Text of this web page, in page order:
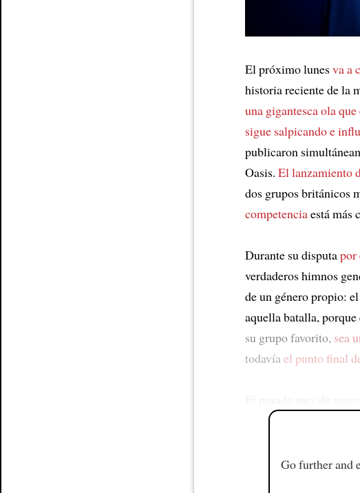
El próximo lunesva a
historia reciente de la
una gigantesca ola
sigue salpicando e
publicaron
Oasis. El lanzamiento
dos grupos británicos
competenciaestá más
Durante su disputapor
verdaderos himnos
de un género propio:
aquella batalla,
su grupo favorito, sea
todavía el punto final
Go further and